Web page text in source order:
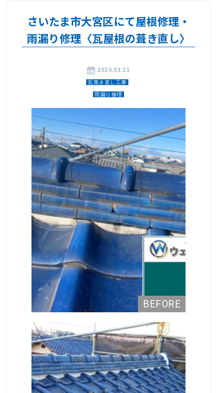
さいたま市大宮区にて屋根修理・
雨漏り修理〈瓦屋根の葺き直し〉
2024.03.11
瓦葺き直し工事
雨漏り修理